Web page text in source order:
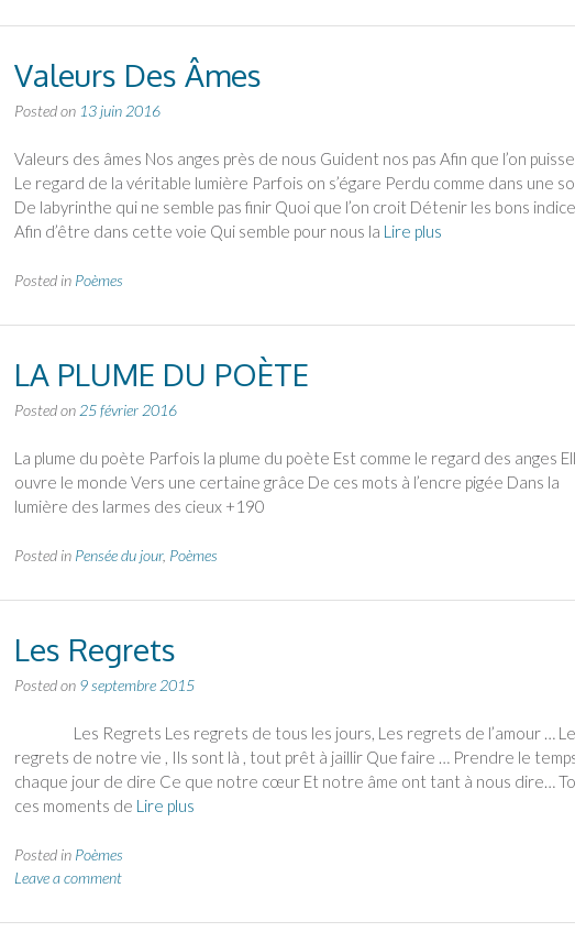
Valeurs Des Âmes
Posted on 13 juin 2016
Valeurs des âmes Nos anges près de nous Guident nos pas Afin que l’on
Le regard de la véritable lumière Parfois on s’égare Perdu comme dans une
De labyrinthe qui ne semble pas finir Quoi que l’on croit Détenir les bons
Afin d’être dans cette voie Qui semble pour nous la Lire plus
Posted in Poèmes
LA PLUME DU POÈTE
Posted on 25 février 2016
La plume du poète Parfois la plume du poète Est comme le regard des anges
ouvre le monde Vers une certaine grâce De ces mots à l’encre pigée Dans la
lumière des larmes des cieux +190
Posted in Pensée du jour, Poèmes
Les Regrets
Posted on 9 septembre 2015
Les Regrets Les regrets de tous les jours, Les regrets de l’amour …
regrets de notre vie , Ils sont là , tout prêt à jaillir Que faire … Prendre le
chaque jour de dire Ce que notre cœur Et notre âme ont tant à nous dire…
ces moments de Lire plus
Posted in Poèmes
Leave a comment